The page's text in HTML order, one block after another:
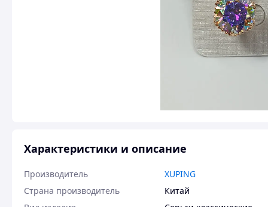
Характеристики и описание
Производитель
XUPING
Страна производитель
Китай